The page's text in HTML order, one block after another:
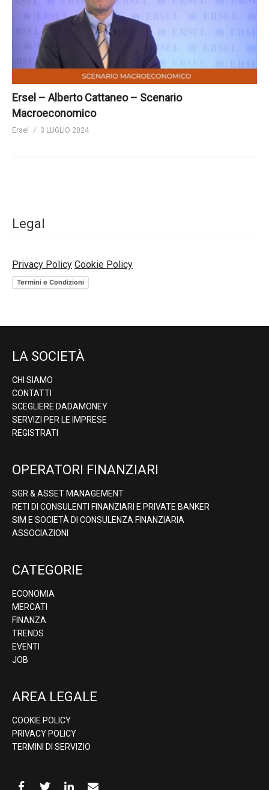
Ersel – Alberto Cattaneo – Scenario
Macroeconomico
Ersel 3 LUGLIO 2024
Legal
Privacy Policy Cookie Policy
Termini e Condizioni
LA SOCIETÀ
CHI SIAMO
CONTATTI
SCEGLIERE DADAMONEY
SERVIZI PER LE IMPRESE
REGISTRATI
OPERATORI FINANZIARI
SGR & ASSET MANAGEMENT
RETI DI CONSULENTI FINANZIARI E PRIVATE BANKER
SIM E SOCIETÀ DI CONSULENZA FINANZIARIA
ASSOCIAZIONI
CATEGORIE
ECONOMIA
MERCATI
FINANZA
TRENDS
EVENTI
JOB
AREA LEGALE
COOKIE POLICY
PRIVACY POLICY
TERMINI DI SERVIZIO